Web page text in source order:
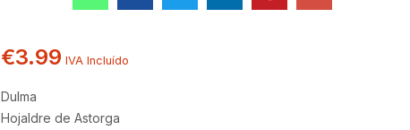
€3.99 IVA Incluído
Dulma
Hojaldre de Astorga